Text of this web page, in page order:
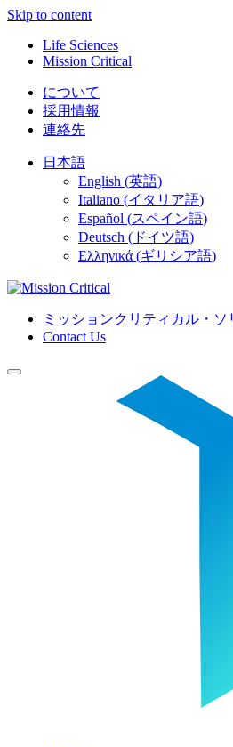
Skip to content
Life Sciences
Mission Critical
について
採用情報
連絡先
日本語
English (英語)
Italiano (イタリア語)
Español (スペイン語)
Deutsch ( ドイツ語)
Ελληνικά (ギリシア語)
ミッションクリティカル・ソ
Contact Us